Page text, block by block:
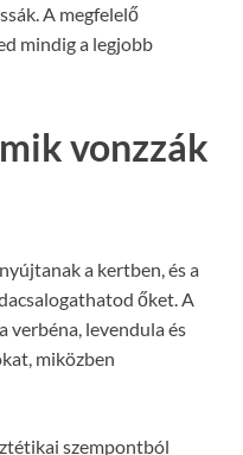
A megfelelő
mindig a legjobb
vonzzák
a kertben, és a
őket. A
verbéna, levendula és
miközben
szempontból